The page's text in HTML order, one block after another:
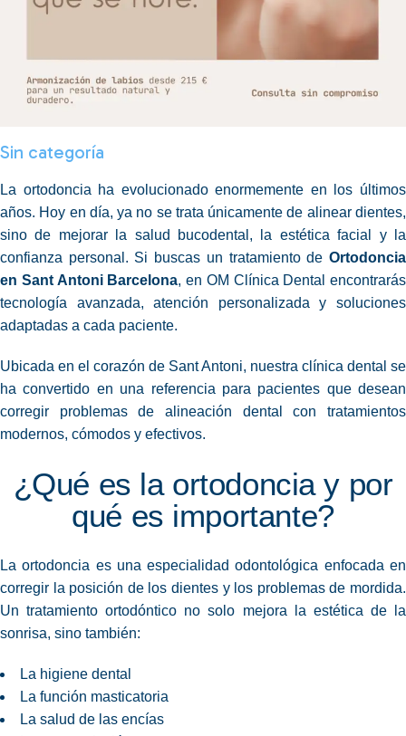
Sin categoría
La ortodoncia ha evolucionado enormemente en los últimos
años. Hoy en día, ya no se trata únicamente de alinear dientes,
sino de mejorar la salud bucodental, la estética facial y la
confianza personal. Si buscas un tratamiento de Ortodoncia
en Sant Antoni Barcelona, en OM Clínica Dental encontrarás
tecnología avanzada, atención personalizada y soluciones
adaptadas a cada paciente.
Ubicada en el corazón de Sant Antoni, nuestra clínica dental se
ha convertido en una referencia para pacientes que desean
corregir problemas de alineación dental con tratamientos
modernos, cómodos y efectivos.
¿Qué es la ortodoncia y por
qué es importante?
La ortodoncia es una especialidad odontológica enfocada en
corregir la posición de los dientes y los problemas de mordida.
Un tratamiento ortodóntico no solo mejora la estética de la
sonrisa, sino también:
La higiene dental
La función masticatoria
La salud de las encías